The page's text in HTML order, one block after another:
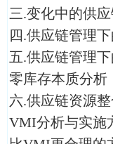
三.变化中的供
四.供应链管理
五.供应链管理
零库存本质分析
六.供应链资源
VMI分析与实施